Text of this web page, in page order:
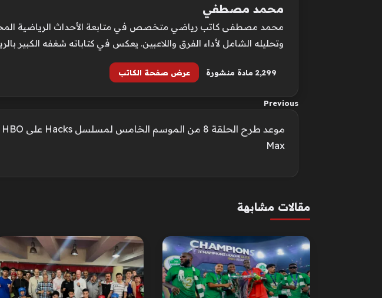
محمد مصطفي
محمد مصطفى كاتب رياضي متخصص في متابعة الأحداث الرياضية
وتحليله الشامل لأداء الفرق واللاعبين. يعكس في كتاباته شغفه الكبير
2٬299 مادة منشورة عرض صفحة الكاتب
Previous
موعد طرح الحلقة 8 من الموسم الخامس لمسلسل Hacks على HBO
Max
مقالات مشابهة